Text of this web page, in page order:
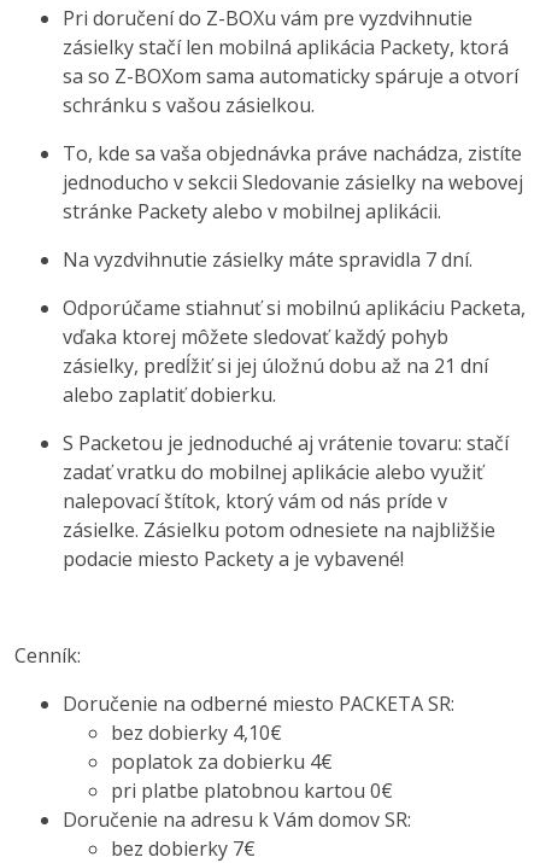
Pri doručení do Z-BOXu vám pre vyzdvihnutie
zásielky stačí len mobilná aplikácia Packety, ktorá
sa so Z-BOXom sama automaticky spáruje a otvorí
schránku s vašou zásielkou.
To, kde sa vaša objednávka práve nachádza, zistíte
jednoducho v sekcii Sledovanie zásielky na webovej
stránke Packety alebo v mobilnej aplikácii.
Na vyzdvihnutie zásielky máte spravidla 7 dní.
Odporúčame stiahnuť si mobilnú aplikáciu Packeta,
vďaka ktorej môžete sledovať každý pohyb
zásielky, predĺžiť si jej úložnú dobu až na 21 dní
alebo zaplatiť dobierku.
S Packetou je jednoduché aj vrátenie tovaru: stačí
zadať vratku do mobilnej aplikácie alebo využiť
nalepovací štítok, ktorý vám od nás príde v
zásielke. Zásielku potom odnesiete na najbližšie
podacie miesto Packety a je vybavené!
Cenník:
Doručenie na odberné miesto PACKETA SR:
bez dobierky 4,10€
poplatok za dobierku 4€
pri platbe platobnou kartou 0€
Doručenie na adresu k Vám domov SR:
bez dobierky 7€